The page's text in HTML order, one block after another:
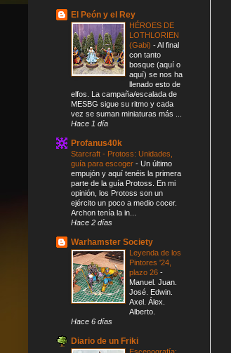
El Peón y el Rey
HÉROES DE
LOTHLORIEN
(Gabi) -Al final
con tanto
bosque (aquí o
aquí) se nos ha
llenado esto de
elfos. La campaña/escalada de
MESBG sigue su ritmo y cada
vez se suman miniaturas más ...
Hace 1 día
Profanus40k
Starcraft - Protoss: Unidades,
guía para escoger - Un último
empujón y aquí tenéis la primera
parte de la guía Protoss. En mi
opinión, los Protoss son un
ejército un poco a medio cocer.
Archon tenía la in...
Hace 2 días
Warhamster Society
Leyenda de los
Pintores '24,
plazo 26 -
Manuel. Juan.
José. Edwin.
Axel. Álex.
Alberto.
Hace 6 días
Diario de un Friki